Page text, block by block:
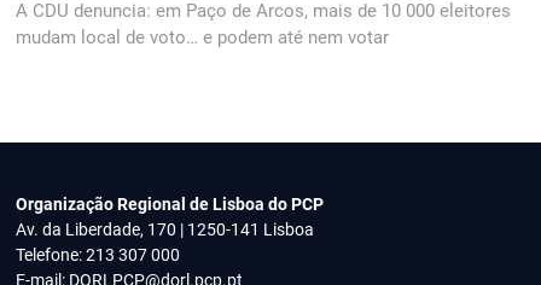
post:
A CDU denuncia: em Paço de Arcos, mais de 10 000 eleitores
mudam local de voto… e podem até nem votar
Organização Regional de Lisboa do PCP
Av. da Liberdade, 170 | 1250-141 Lisboa
Telefone: 213 307 000
E-mail: DORLPCP@dorl.pcp.pt